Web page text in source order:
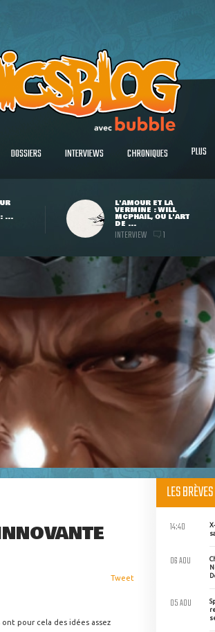
DOSSIERS INTERVIEWS CHRONIQUES PLUS
: ...
L'AMOUR ET LA
VERMINE : WILL
MCPHAIL, OU L'ART
DE ...
INTERVIEW 1
Tweet
pour cela des idées assez
LES BRÈVES
14:40
06 AOU
05 AOU